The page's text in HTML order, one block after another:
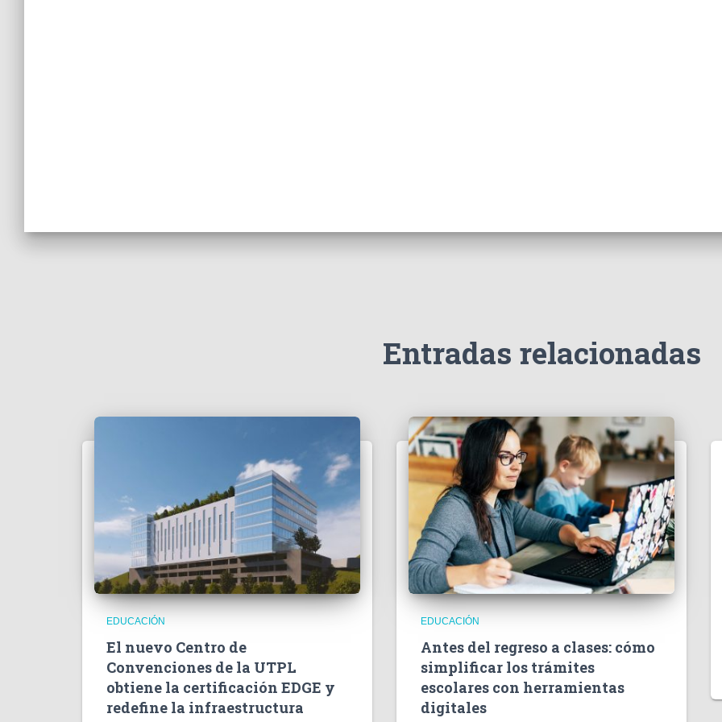
Entradas relacionadas
EDUCACIÓN
El nuevo Centro de
Convenciones de la UTPL
obtiene la certificación EDGE y
redefine la infraestructura
EDUCACIÓN
Antes del regreso a clases: cómo
simplificar los trámites
escolares con herramientas
digitales